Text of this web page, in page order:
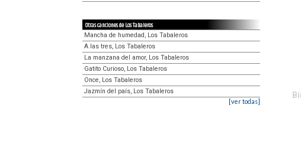
Otras canciones de Los Tabaleros
Mancha de humedad, Los Tabaleros
A las tres, Los Tabaleros
La manzana del amor, Los Tabaleros
Gatito Curioso, Los Tabaleros
Once, Los Tabaleros
Jazmín del país, Los Tabaleros
[ver todas]